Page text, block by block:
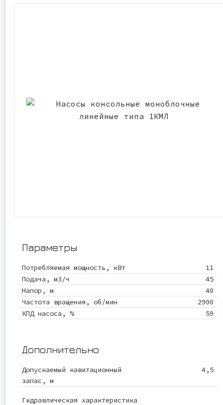
Параметры
Потребляемая мощность, кВт
11
Подача, м3/ч
45
Напор, м
40
Частота вращения, об/мин
2900
КПД насоса, %
59
Дополнительно
Допускаемый кавитационный
запас, м
4,5
Гидравлическая характеристика